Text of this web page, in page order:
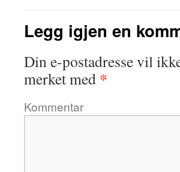
Legg igjen en
Din e-postadresse vil
merket med *
Kommentar